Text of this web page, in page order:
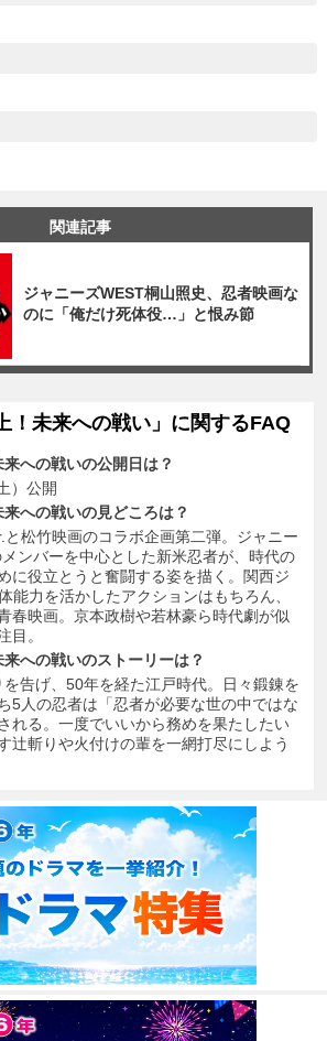
関連記事
ジャニーズWEST桐山照史、忍者映画な
のに「俺だけ死体役…」と恨み節
！未来への戦い」に関するFAQ
への戦いの公開日は？
）公開
への戦いの見どころは？
と松竹映画のコラボ企画第二弾。ジャニー
ンバーを中心とした新米忍者が、時代の
に役立とうと奮闘する姿を描く。関西ジ
能力を活かしたアクションはもちろん、
春映画。京本政樹や若林豪ら時代劇が似
目。
への戦いのストーリーは？
告げ、50年を経た江戸時代。日々鍛錬を
5人の忍者は「忍者が必要な世の中ではな
れる。一度でいいから務めを果たしたい
辻斬りや火付けの輩を一網打尽にしよう